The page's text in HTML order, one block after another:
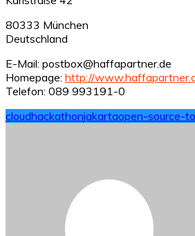
80333 München
Deutschland
E-Mail: postbox@haffapartner.de
Homepage: http://
Telefon: 089 993191-0
cloudhackathonjakartaopen-source-